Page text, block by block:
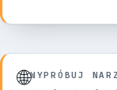
🌐WYPRÓBUJ